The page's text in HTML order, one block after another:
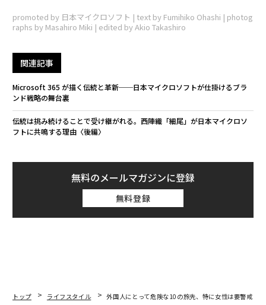
promoted by 日本マイクロソフト | text by Fumihiko Ohashi | photog
raphs by Masahiro Miki | edited by Akio Takashiro
関連記事
Microsoft 365 が描く伝統と革新──日本マイクロソフトが仕掛けるブラ
ンド戦略の舞台裏
伝統は挑み続けることで受け継がれる。西陣織「細尾」が日本マイクロソ
フトに共鳴する理由〈後編〉
無料のメールマガジンに登録
無料登録
トップ ライフスタイル
外国人にとって危険な10の旅先、特に女性は要警戒の